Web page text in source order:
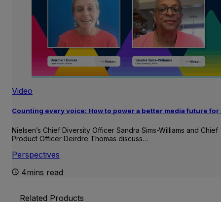
Video
Counting every voice: How to power a better media future for
Nielsen’s Chief Diversity Officer Sandra Sims-Williams and Chief
Product Officer Deirdre Thomas discuss…
Perspectives
4mins read
Related Products